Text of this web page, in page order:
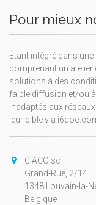
Pour mieux
Étant intégré dans
comprenant un
solutions à des
faible diffusion et/ou
inadaptés aux
leur cible via
CIACO sc
Grand-Rue, 2/14
1348 Louvain-la-
Belgique